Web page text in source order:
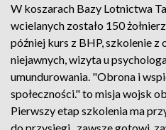
W koszarach Bazy Lotnictwa
wcielanych zostało 150
później kurs z BHP, szkolenie
niejawnych, wizyta u
umundurowania. "Obrona i
społeczności." to misja wojsk
Pierwszy etap szkolenia ma